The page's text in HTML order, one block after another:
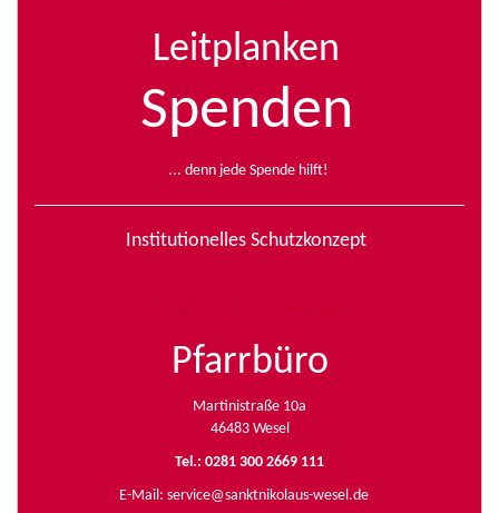
Leitplanken
Spenden
... denn jede Spende hilft!
Institutionelles Schutzkonzept
Pfarrbüro
Martinistraße 10a
46483 Wesel
Tel.: 0281 300 2669 111
E-Mail: service@sanktnikolaus-wesel.de